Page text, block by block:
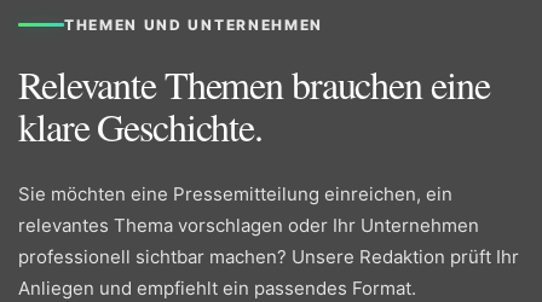
THEMEN UND UNTERNEHMEN
Relevante Themen brauchen eine
klare Geschichte.
Sie möchten eine Pressemitteilung einreichen, ein
relevantes Thema vorschlagen oder Ihr Unternehmen
professionell sichtbar machen? Unsere Redaktion prüft Ihr
Anliegen und empfiehlt ein passendes Format.